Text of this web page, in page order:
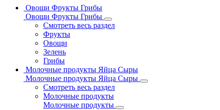
Овощи Фрукты Грибы
Овощи Фрукты Грибы
Смотреть весь раздел
Фрукты
Овощи
Зелень
Грибы
Молочные продукты Яйца Сыры
Молочные продукты Яйца Сыры
Смотреть весь раздел
Молочные продукты
Молочные продукты